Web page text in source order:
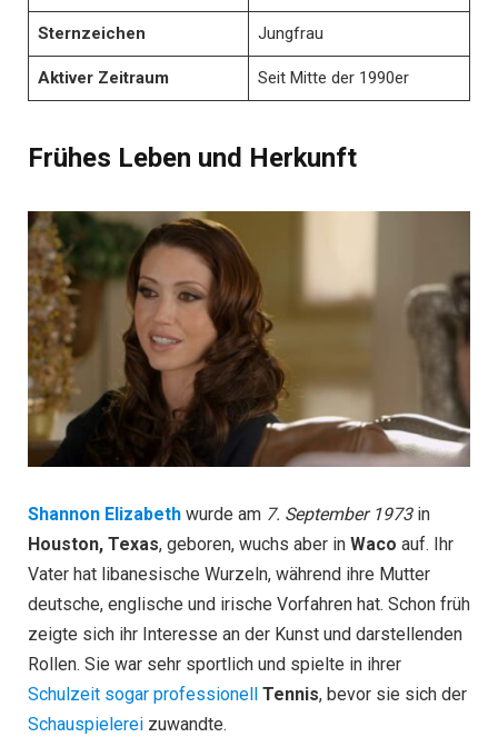
Sternzeichen Jungfrau
Aktiver Zeitraum Seit Mitte der 1990er
Frühes Leben und Herkunft
Shannon Elizabeth wurde am 7. September 1973in
Houston, Texas, geboren, wuchs aber in Waco auf. Ihr
Vater hat libanesische Wurzeln, während ihre Mutter
deutsche, englische und irische Vorfahren hat. Schon früh
zeigte sich ihr Interesse an der Kunst und darstellenden
Rollen. Sie war sehr sportlich und spielte in ihrer
Schulzeit sogar professionell
Tennis, bevor sie sich der
Schauspielerei zuwandte.